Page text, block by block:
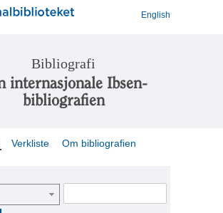
English
Bibliografi
internasjonale Ibsen-
bibliografien
Verkliste Om bibliografien